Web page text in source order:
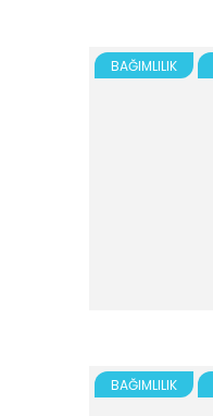
BAĞIMLILIK
BAĞIMLILIK